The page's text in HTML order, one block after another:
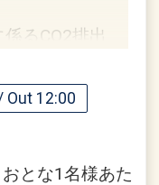
るCO2排出
ませんか？
★
Out 12:00
おとな1名様あた